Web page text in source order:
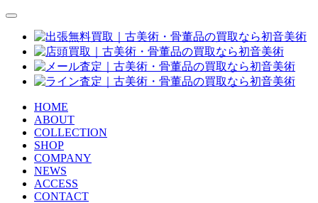
HOME
ABOUT
COLLECTION
SHOP
COMPANY
NEWS
ACCESS
CONTACT